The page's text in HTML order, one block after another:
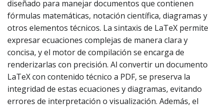
diseñado para manejar documentos que contienen
fórmulas matemáticas, notación científica, diagramas y
otros elementos técnicos. La sintaxis de LaTeX permite
expresar ecuaciones complejas de manera clara y
concisa, y el motor de compilación se encarga de
renderizarlas con precisión. Al convertir un documento
LaTeX con contenido técnico a PDF, se preserva la
integridad de estas ecuaciones y diagramas, evitando
errores de interpretación o visualización. Además, el